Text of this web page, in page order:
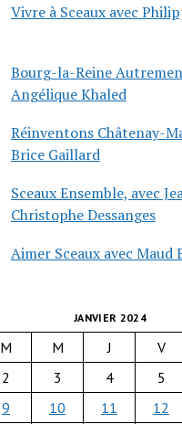
Vivre à Sceaux avec
Bourg-la-Reine
Angélique Khaled
Réinventons Châtenay-
Brice Gaillard
Sceaux Ensemble, avec
Christophe Dessanges
Aimer Sceaux avec Maud
JANVIER 2024
M M J V
2 3 4 5
9 10 11 12